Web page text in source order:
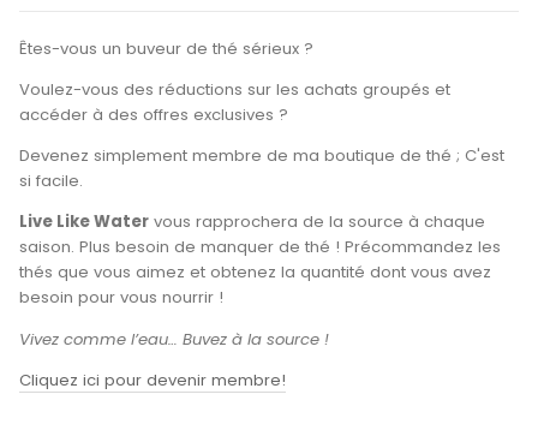
Êtes-vous un buveur de thé sérieux ?
Voulez-vous des réductions sur les achats groupés et
accéder à des offres exclusives ?
Devenez simplement membre de ma boutique de thé ; C'est
si facile.
Live Like Water vous rapprochera de la source à chaque
saison. Plus besoin de manquer de thé ! Précommandez les
thés que vous aimez et obtenez la quantité dont vous avez
besoin pour vous nourrir !
Vivez comme l’eau… Buvez à la source !
Cliquez ici pour devenir membre!